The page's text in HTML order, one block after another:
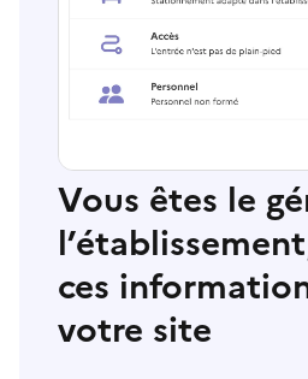
Vous êtes le
ces
votre site